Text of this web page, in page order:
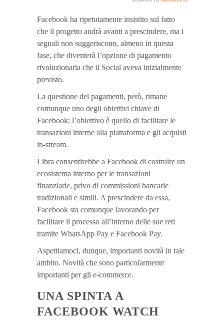
Facebook ha ripetutamente insistito sul fatto
che il progetto andrà avanti a prescindere, ma i
segnali non suggeriscono, almeno in questa
fase, che diventerà l’opzione di pagamento
rivoluzionaria che il Social aveva inizialmente
previsto.
La questione dei pagamenti, però, rimane
comunque uno degli obiettivi chiave di
Facebook: l’obiettivo è quello di facilitare le
transazioni interne alla piattaforma e gli acquisti
in-stream.
Libra consentirebbe a Facebook di costruire un
ecosistema interno per le transazioni
finanziarie, privo di commissioni bancarie
tradizionali e simili. A prescindere da essa,
Facebook sta comunque lavorando per
facilitare il processo all’interno delle sue reti
tramite WhatsApp Pay e Facebook Pay.
Aspettiamoci, dunque, importanti novità in tale
ambito. Novità che sono particolarmente
importanti per gli e-commerce.
UNA SPINTA A
FACEBOOK WATCH